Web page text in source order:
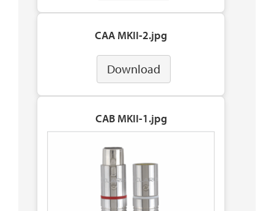
CAA MKII-2.jpg
Download
CAB MKII-1.jpg